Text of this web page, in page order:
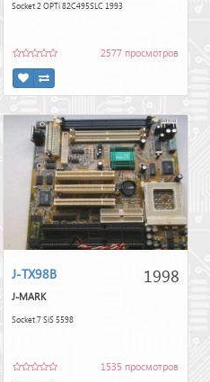
Socket 2 OPTi 82C495SLC 1993
2577 просмотров
1998
J-TX98B
J-MARK
Socket 7 SiS 5598
1535 просмотров